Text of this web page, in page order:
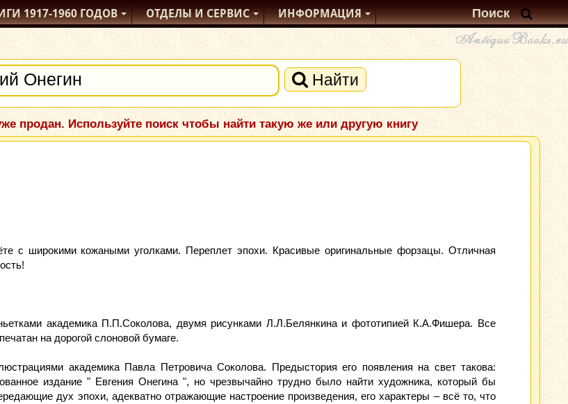
1917-1960ГОДОВ ОТДЕЛЫИ СЕРВИС ИНФОРМАЦИЯ
Найти
продан. Используйте поиск чтобы найти такую же или другую книгу
с широкими кожаными уголками. Переплет эпохи. Красивые оригинальные форзацы. Отличная
академика П.П.Соколова, двумя рисунками Л.Л.Белянкина и фототипией К.А.Фишера. Все
на дорогой слоновой бумаге.
академика Павла Петровича Соколова. Предыстория его появления на свет такова:
издание " Евгения Онегина ", но чрезвычайно трудно было найти художника, который бы
дух эпохи, адекватно отражающие настроение произведения, его характеры – всё то, что